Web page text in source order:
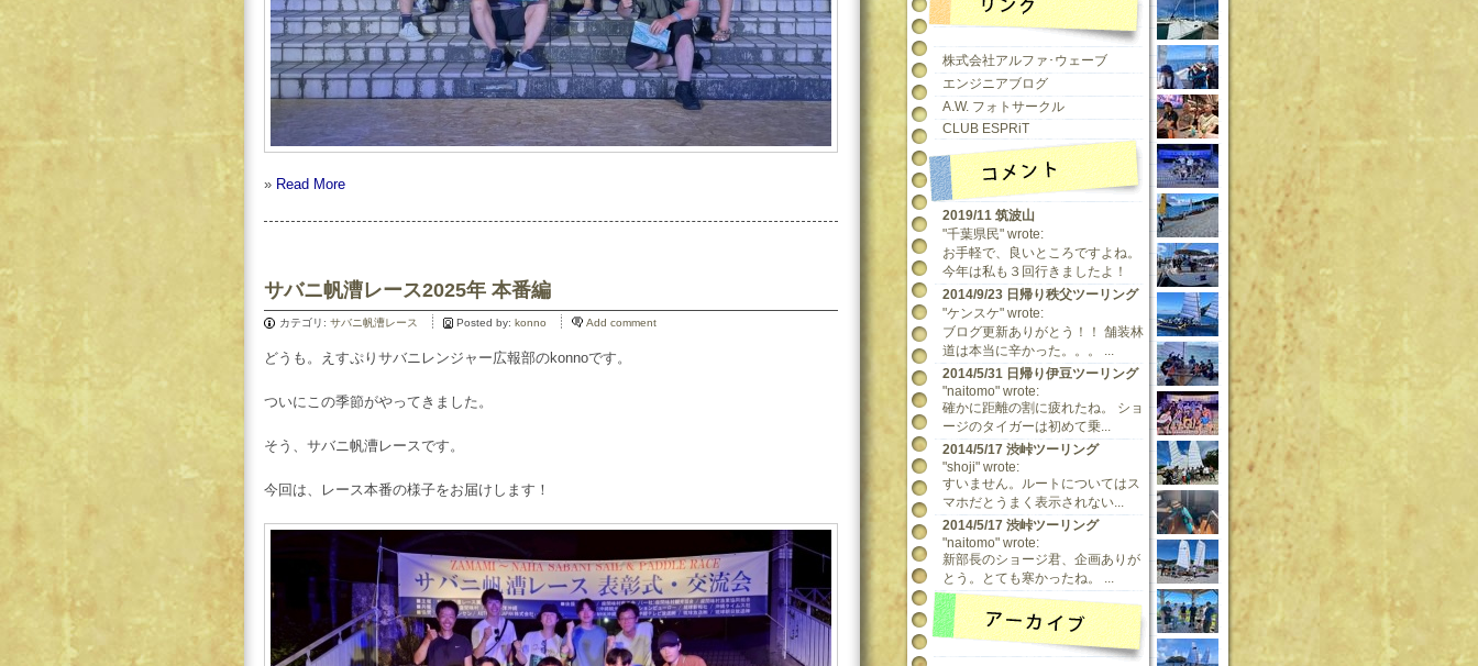
» Read More
サバニ帆漕レース2025年 本番編
カテゴリ: サバニ帆漕レース Posted by: konno Add comment
どうも。えすぷりサバニレンジャー広報部のkonnoです。
ついにこの季節がやってきました。
そう、サバニ帆漕レースです。
今回は、レース本番の様子をお届けします！
株式会社アルファ･ウェーブ
エンジニアブログ
A.W. フォトサークル
CLUB ESPRiT
2019/11 筑波山
"千葉県民" wrote:
お手軽で、良いところですよね。
今年は私も３回行きましたよ！
2014/9/23 日帰り秩父ツーリング
"ケンスケ" wrote:
ブログ更新ありがとう！！ 舗装林
道は本当に辛かった。。。 ...
2014/5/31 日帰り伊豆ツーリング
"naitomo" wrote:
確かに距離の割に疲れたね。 ショ
ージのタイガーは初めて乗...
2014/5/17 渋峠ツーリング
"shoji" wrote:
すいません。ルートについてはス
マホだとうまく表示されない...
2014/5/17 渋峠ツーリング
"naitomo" wrote:
新部長のショージ君、企画ありが
とう。とても寒かったね。 ...